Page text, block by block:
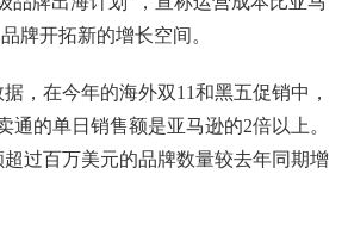
牌开拓新的增长空间。
，在今年的海外双11和黑五促销中，
通的单日销售额是亚马逊的2倍以上。
超过百万美元的品牌数量较去年同期增